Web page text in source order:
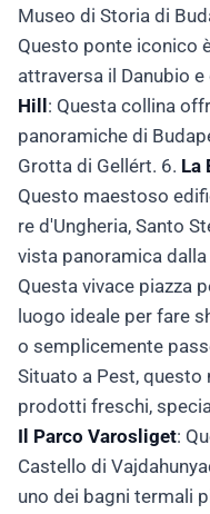
Museo di Storia di
Questo ponte iconico
attraversa il Danubio
Hill : Questa collina
panoramiche di
Grotta di Gellért. 6. La
Questo maestoso
re d'Ungheria, Santo
vista panoramica
Questa vivace piazza
luogo ideale per fare
o semplicemente
Situato a Pest,
prodotti freschi,
Il Parco Varosliget:
Castello di
uno dei bagni termali